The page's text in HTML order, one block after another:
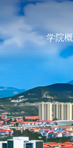
学院